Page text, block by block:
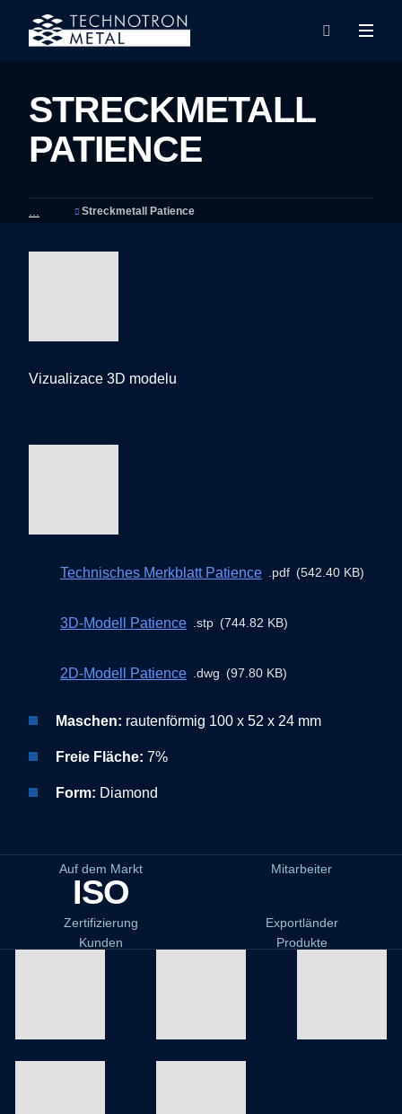
STRECKMETALL
PATIENCE
Streckmetall Patience
Vizualizace 3D modelu
Technisches Merkblatt Patience pdf 542.40 KB
3D-Modell Patience stp 744.82 KB
2D-Modell Patience dwg 97.80 KB
Maschen: rautenförmig 100 x 52 x 24 mm
Freie Fläche: 7%
Form: Diamond
Auf dem Markt Mitarbeiter
ISO
Zertifizierung
Exportländer
Kunden
Produkte